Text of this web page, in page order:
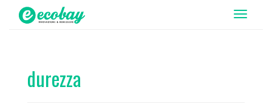
T
durezza